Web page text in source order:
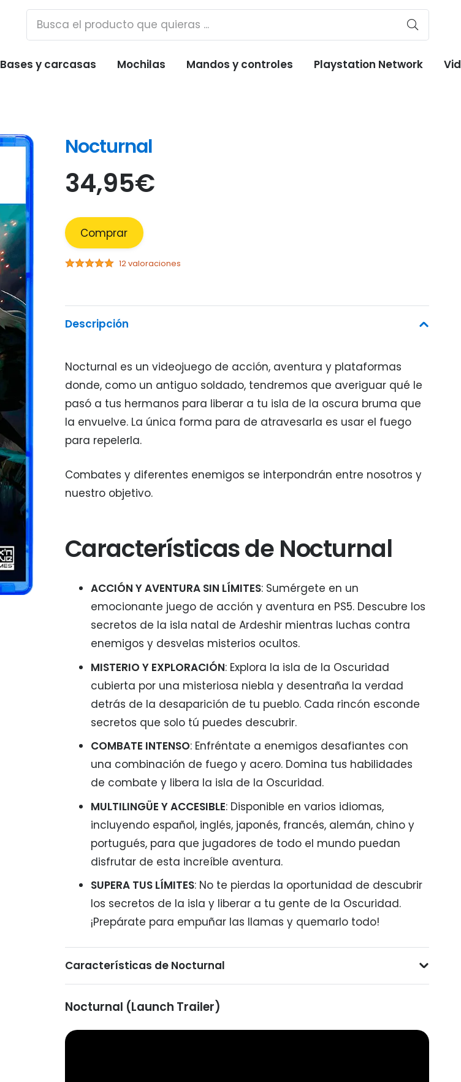
Bases y carcasas Mochilas Mandos y controles Playstation Network
Nocturnal
34,95€
Comprar
12 valoraciones
Descripción
Nocturnal es un videojuego de acción, aventura y plataformas
donde, como un antiguo soldado, tendremos que averiguar qué le
pasó a tus hermanos para liberar a tu isla de la oscura bruma que
la envuelve. La única forma para de atravesarla es usar el fuego
para repelerla.
Combates y diferentes enemigos se interpondrán entre nosotros y
nuestro objetivo.
Características de Nocturnal
ACCIÓN Y AVENTURA SIN LÍMITES: Sumérgete en un
emocionante juego de acción y aventura en PS5. Descubre los
secretos de la isla natal de Ardeshir mientras luchas contra
enemigos y desvelas misterios ocultos.
MISTERIO Y EXPLORACIÓN: Explora la isla de la Oscuridad
cubierta por una misteriosa niebla y desentraña la verdad
detrás de la desaparición de tu pueblo. Cada rincón esconde
secretos que solo tú puedes descubrir.
COMBATE INTENSO: Enfréntate a enemigos desafiantes con
una combinación de fuego y acero. Domina tus habilidades
de combate y libera la isla de la Oscuridad.
MULTILINGÜE Y ACCESIBLE: Disponible en varios idiomas,
incluyendo español, inglés, japonés, francés, alemán, chino y
portugués, para que jugadores de todo el mundo puedan
disfrutar de esta increíble aventura.
SUPERA TUS LÍMITES: No te pierdas la oportunidad de descubrir
los secretos de la isla y liberar a tu gente de la Oscuridad.
¡Prepárate para empuñar las llamas y quemarlo todo!
Características de Nocturnal
Nocturnal (Launch Trailer)